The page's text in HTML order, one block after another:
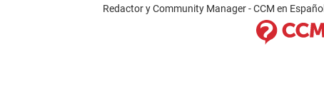
Redactor y Community Manager - CCM en Español